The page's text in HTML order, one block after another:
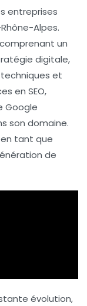
entreprises
Alpes.
un
digitale,
et
en SEO,
Google
son domaine.
tant que
de
évolution,